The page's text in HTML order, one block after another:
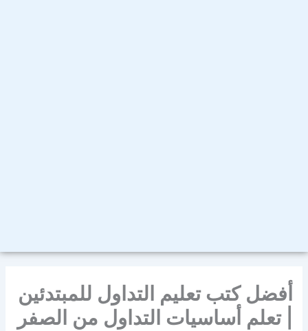
أفضل كتب تعليم التداول للمبتدئين
| تعلم أساسيات التداول من الصفر